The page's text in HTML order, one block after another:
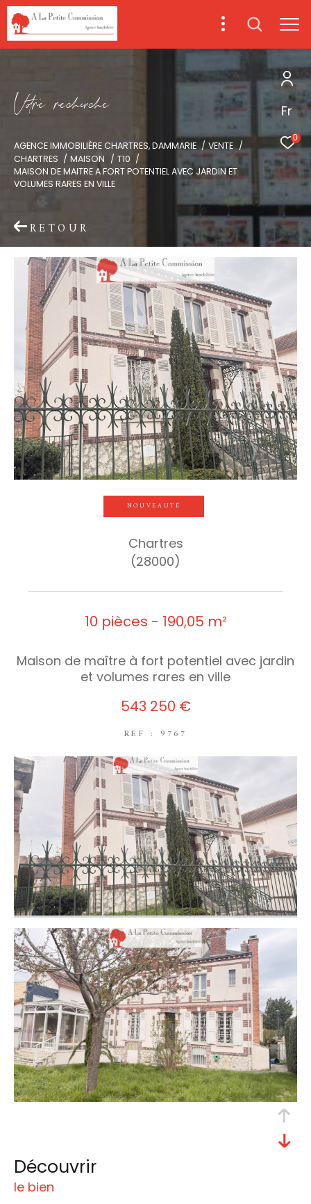
Fr
0
Vore recece
AGENCE IMMOBILIÈRE CHARTRES, DAMMARIE
VENTE
CHARTRES
MAISON
T10
MAISON DE MAITRE A FORT POTENTIEL AVEC JARDIN ET
VOLUMES RARES EN VILLE
RETOUR
NOUVEAUTÉ
Chartres
(28000)
10 pièces - 190,05 m²
Maison de maître à fort potentiel avec jardin
et volumes rares en ville
543 250 €
REF : 9767
découvrir
le bien